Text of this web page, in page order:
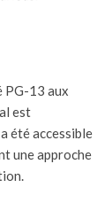
PG-13 aux
est
été accessible
une approche